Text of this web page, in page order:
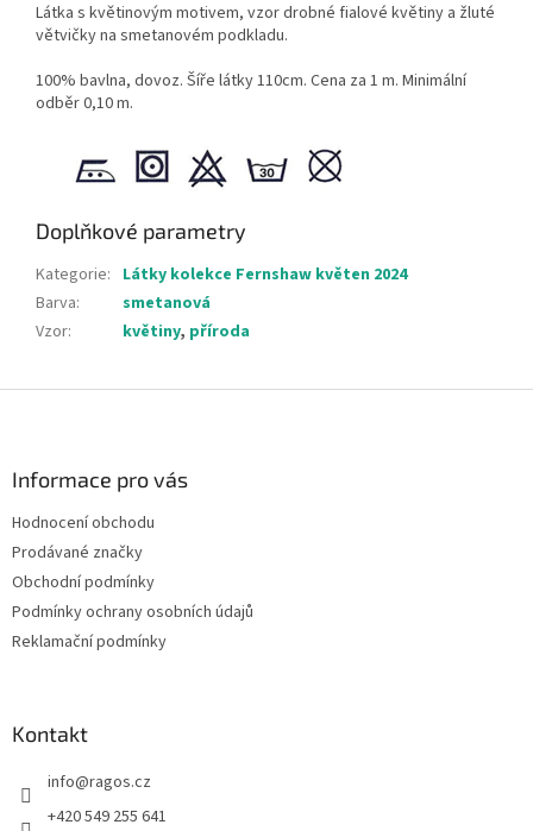
Látka s květinovým motivem, vzor drobné fialové květiny a žluté
větvičky na smetanovém podkladu.
100% bavlna, dovoz. Šíře látky 110cm. Cena za 1 m. Minimální
odběr 0,10 m.
Doplňkové parametry
Kategorie: Látky kolekce Fernshaw květen 2024
Barva:
smetanová
Vzor: květiny, příroda
Informace pro vás
Hodnocení obchodu
Prodávané značky
Obchodní podmínky
Podmínky ochrany osobních údajů
Reklamační podmínky
Kontakt
info@ragos.cz
+420 549 255 641